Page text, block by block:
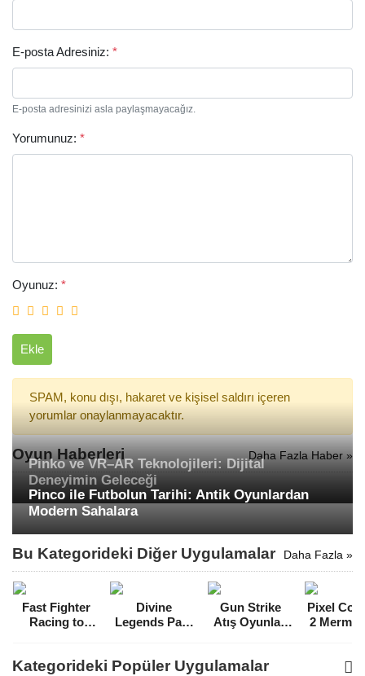
Arama
E-posta Adresiniz: *
E-posta adresinizi asla paylaşmayacağız.
Yorumunuz: *
Oyunuz: *
Ekle
SPAM, konu dışı, hakaret ve kişisel saldırı içeren
yorumlar onaylanmayacaktır.
Oyun Haberleri Daha Fazla Haber »
Pinko ve VR–AR Teknolojileri: Dijital
Deneyimin Geleceği
Pinco ile Futbolun Tarihi: Antik Oyunlardan
Modern Sahalara
Bu Kategorideki Diğer Uygulamalar Daha Fazla »
Fast Fighter
Racing to
APK [v1.1.1]
Divine
Legends Para
Gun Strike
Atış Oyunları
[v3.0.1]
Pixel
2 Mermi
Kategorideki Popüler Uygulamalar